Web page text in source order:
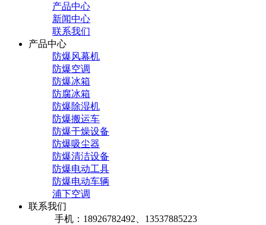
产品中心
新闻中心
联系我们
产品中心
防爆风幕机
防爆空调
防爆冰箱
防腐冰箱
防爆除湿机
防爆搬运车
防爆干燥设备
防爆吸尘器
防爆清洁设备
防爆电动工具
防爆电动车辆
浦下空调
联系我们
手机：18926782492、13537885223